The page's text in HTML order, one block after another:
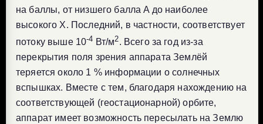
на баллы, от низшего балла A до наиболее
высокого X. Последний, в частности, соответствует
потоку выше 10-4 Вт/м2. Всего за год из-за
перекрытия поля зрения аппарата Землёй
теряется около 1 % информации о солнечных
вспышках. Вместе с тем, благодаря нахождению на
соответствующей (геостационарной) орбите,
аппарат имеет возможность пересылать на Землю